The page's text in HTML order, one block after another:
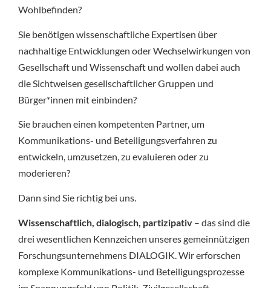
Wohlbefinden?
Sie benötigen wissenschaftliche Expertisen über
nachhaltige Entwicklungen oder Wechselwirkungen von
Gesellschaft und Wissenschaft und wollen dabei auch
die Sichtweisen gesellschaftlicher Gruppen und
Bürger*innen mit einbinden?
Sie brauchen einen kompetenten Partner, um
Kommunikations- und Beteiligungsverfahren zu
entwickeln, umzusetzen, zu evaluieren oder zu
moderieren?
Dann sind Sie richtig bei uns.
Wissenschaftlich, dialogisch, partizipativ – das sind die
drei wesentlichen Kennzeichen unseres gemeinnützigen
Forschungsunternehmens DIALOGIK. Wir erforschen
komplexe Kommunikations- und Beteiligungsprozesse